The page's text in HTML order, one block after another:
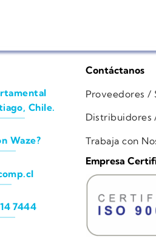
Chile.
Waze?
7444
Contáctanos
Proveedores /
Distribuidores
Trabaja con
Empresa